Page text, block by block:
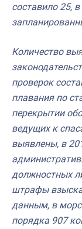
составило 25,
Количество
проверок
плавания по
перекрытии
ведущих к
выявлены, в
должностных
штрафы
данным, в
порядка 907